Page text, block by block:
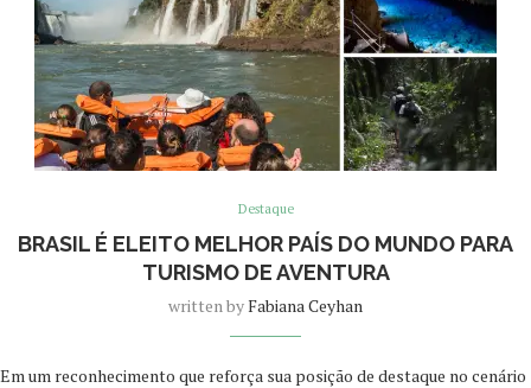
Destaque
BRASIL É ELEITO MELHOR PAÍS DO MUNDO PARA
TURISMO DE AVENTURA
written byFabiana Ceyhan
Em um reconhecimento que reforça sua posição de destaque no cenário